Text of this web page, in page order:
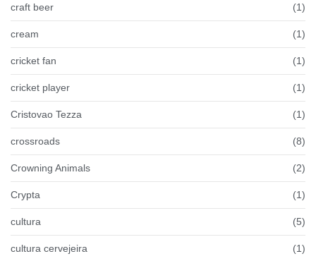
craft beer (1)
cream (1)
cricket fan (1)
cricket player (1)
Cristovao Tezza (1)
crossroads (8)
Crowning Animals (2)
Crypta (1)
cultura (5)
cultura cervejeira (1)